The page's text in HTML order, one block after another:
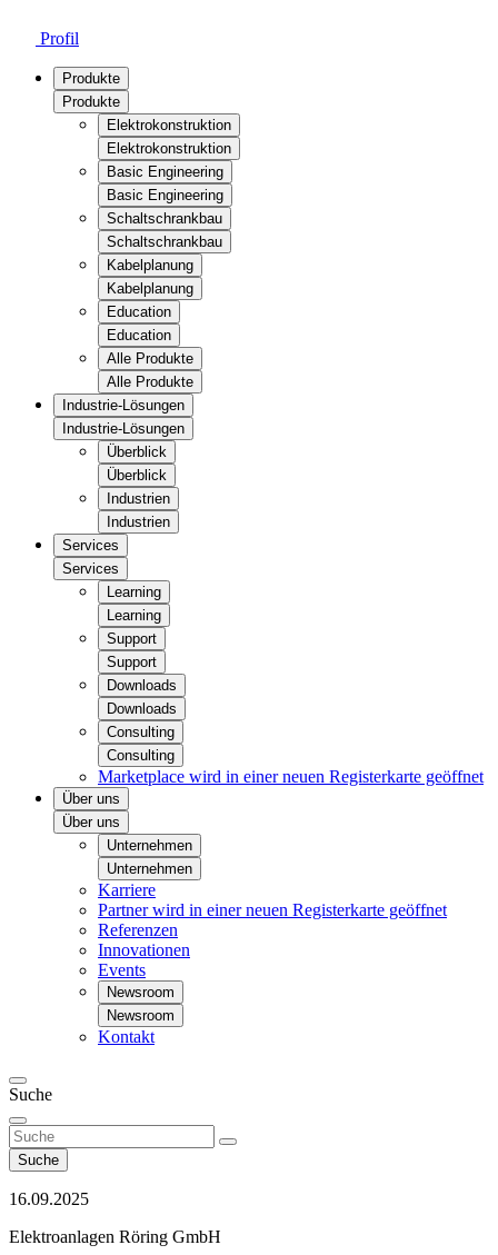
Profil
Produkte
Produkte
Elektrokonstruktion
Elektrokonstruktion
Basic Engineering
Basic Engineering
Schaltschrankbau
Schaltschrankbau
Kabelplanung
Kabelplanung
Education
Education
Alle Produkte
Alle Produkte
Industrie-Lösungen
Industrie-Lösungen
Überblick
Überblick
Industrien
Industrien
Services
Services
Learning
Learning
Support
Support
Downloads
Downloads
Consulting
Consulting
Marketplace wird in einer neuen Registerkarte geöffnet
Über uns
Über uns
Unternehmen
Unternehmen
Karriere
Partnerwird in einer neuen Registerkarte geöffnet
Referenzen
Innovationen
Events
Newsroom
Newsroom
Kontakt
Suche
Suche
16.09.2025
Elektroanlagen Röring GmbH